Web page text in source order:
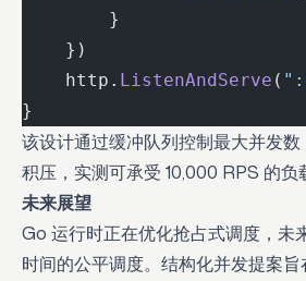
        }
    })
    http.
ListenAndServe (
}
该设计通过缓冲队列控制最大并发
积压，实测可承受 10,000 RPS 的负
未来展望
Go 运行时正在优化抢占式调度，未
时间的公平调度。结构化并发提案